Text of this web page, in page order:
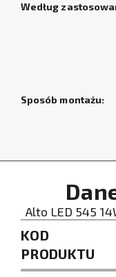
Według
Sposób montażu:
Alto LED 545
KOD
PRODUKTU